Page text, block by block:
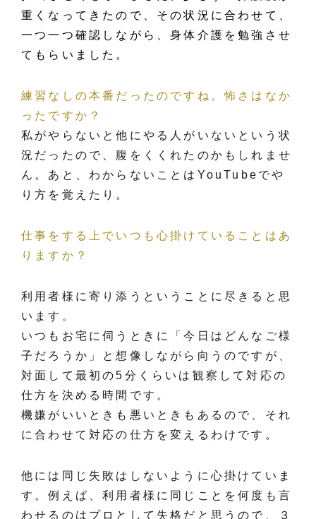
重くなってきたので、その状況に合わせて、
一つ一つ確認しながら、身体介護を勉強させ
てもらいました。
練習なしの本番だったのですね。怖さはなか
ったですか？
私がやらないと他にやる人がいないという状
況だったので、腹をくくれたのかもしれませ
ん。あと、わからないことはYouTubeでや
り方を覚えたり。
仕事をする上でいつも心掛けていることはあ
りますか？
利用者様に寄り添うということに尽きると思
います。
いつもお宅に伺うときに「今日はどんなご様
子だろうか」と想像しながら向うのですが、
対面して最初の5分くらいは観察して対応の
仕方を決める時間です。
機嫌がいいときも悪いときもあるので、それ
に合わせて対応の仕方を変えるわけです。
他には同じ失敗はしないように心掛けていま
す。例えば、利用者様に同じことを何度も言
わせるのはプロとして失格だと思うので、３